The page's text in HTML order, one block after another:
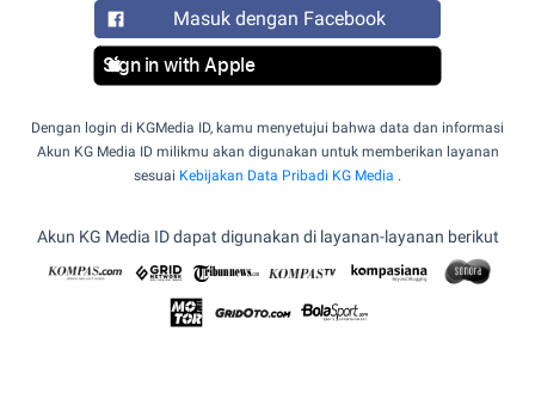
Masuk dengan Facebook
Sign in with Apple
Dengan login di KGMedia ID, kamu menyetujui bahwa data dan informasi
Akun KG Media ID milikmu akan digunakan untuk memberikan layanan
sesuai Kebijakan Data Pribadi KG Media .
Akun KG Media ID dapat digunakan di layanan-layanan berikut